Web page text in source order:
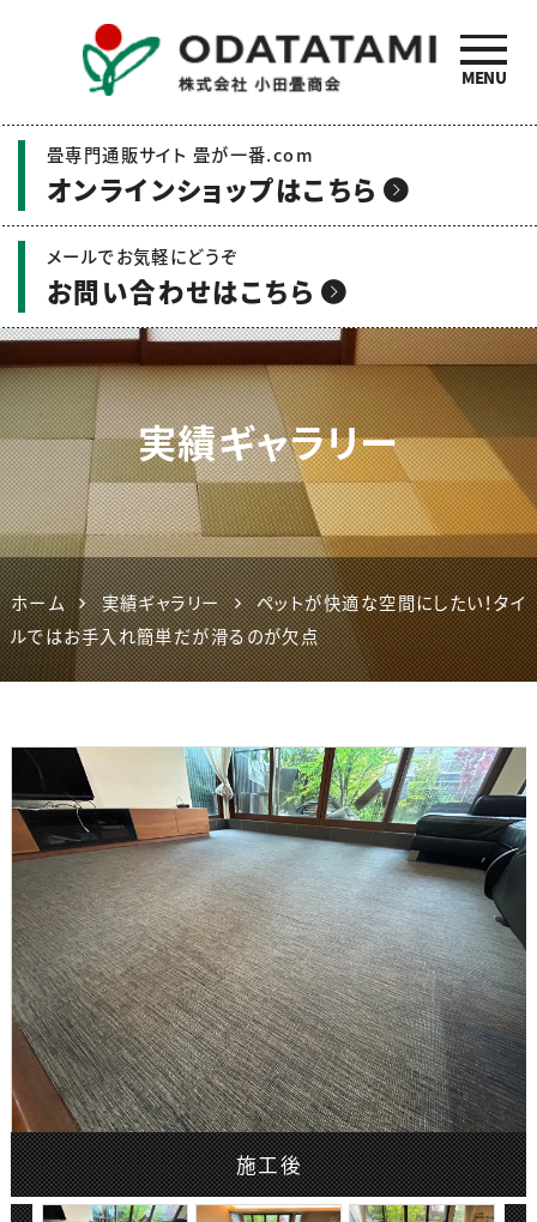
小田畳商会のご紹介 | 畳
の名工 小田畳商会
畳専門通販サイト 畳が一番.com
オンラインショップはこちら
メールでお気軽にどうぞ
お問い合わせはこちら
MENU
実績ギャラリー
ホーム 実績ギャラリー
ペットが快適な空間にしたい！タイ
ルではお手入れ簡単だが滑るのが欠点
施工後